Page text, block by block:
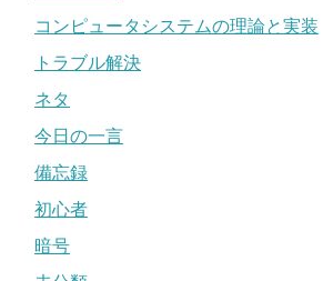
コンピュータシステムの理論と実装
トラブル解決
ネタ
今日の一言
備忘録
初心者
暗号